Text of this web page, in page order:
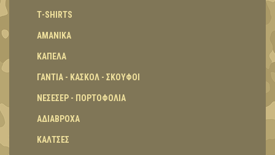
Τ-SHIRTS
ΑΜΑΝΙΚΑ
ΚΑΠΕΛΑ
ΓΑΝΤΙΑ - ΚΑΣΚΟΛ - ΣΚΟΥΦΟΙ
ΝΕΣΕΣΕΡ - ΠΟΡΤΟΦΟΛΙΑ
ΑΔΙΑΒΡΟΧΑ
ΚΑΛΤΣΕΣ